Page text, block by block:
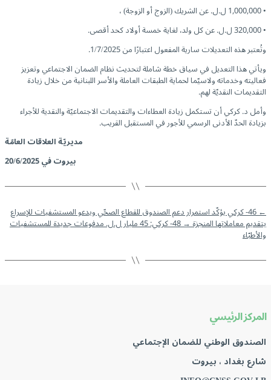
• 1,000,000 ل.ل. عن الشريك (الزوج أو الزوجة) ،
• 320,000 ل.ل. عن كل ولد، لغاية خمسة أولاد كحد أقصى.
وتُعتبر هذه التعديلات سارية المفعول اعتبارًا من 1/7/2025.
ويأتي هذا التعديل في سياق خطة شاملة لتحديث نظام الضمان الاجتماعي وتعزيز
فعاليته وخدماته ولاسيّما لحماية الطبقات العاملة والأسر اللبنانية من خلال زيادة
التقديمات النقديّة لهم.
وأمل د. كركي أن تستكمل زيادة العطاءات والتقديمات الاجتماعيّة والنقدية للأجراء
بزيادة الحدّ الأدنى الرسمي للأجور في المستقبل القريب.
مديريّة العلاقات العامّة
بيروت في 20/6/2025
← 46- كركي يؤكّد استمرار دعم الصندوق للقطاع الصحّي ويدعو المستشفيات للإسراع
بتقديم معاملاتها المنجزة→ 48- كركي: 45 مليار ل.ل. مدفوعات جديدة للمستشفيات
والأطبّاء
المركز الرئيسي
الصندوق الوطني للضمان الإجتماعي
شارع بغداد ، بيروت